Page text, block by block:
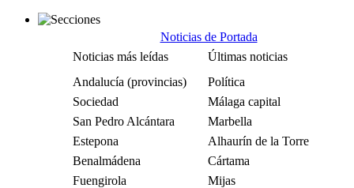
Noticias de Portada
Noticias más leídas
Últimas noticias
Andalucía (provincias)
Política
Sociedad
Málaga capital
San Pedro Alcántara
Marbella
Estepona
Alhaurín de la Torre
Benalmádena
Cártama
Fuengirola
Mijas